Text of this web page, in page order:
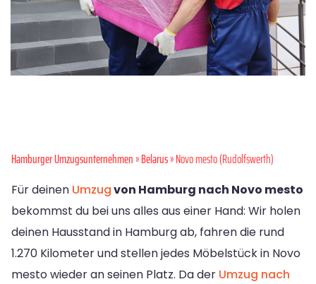
Hamburger Umzugsunternehmen»Belarus» Novo mesto (Rudolfswerth)
Für deinen Umzugvon Hamburg nach Novo mesto
bekommst du bei uns alles aus einer Hand: Wir holen
deinen Hausstand in Hamburg ab, fahren die rund
1.270 Kilometer und stellen jedes Möbelstück in Novo
mesto wieder an seinen Platz. Da der Umzug nach